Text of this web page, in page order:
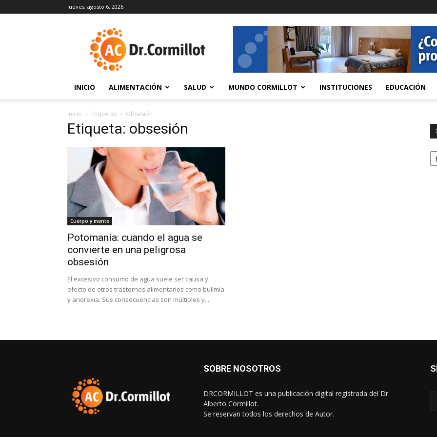
jueves, agosto 6, 2026
INICIO ALIMENTACIÓN SALUD MUNDO CORMILLOT INSTITUCIONES EDUCACIÓN
Inicio Etiquetas Obsesión
Etiqueta: obsesión
Cuerpo y mente
Potomanía: cuando el agua se
convierte en una peligrosa
obsesión
El excesivo consumo de agua suele ser causa y
efecto de otros trastornos alimentarios como bulimia
y anorexia. Sus consecuencias son múltiples y...
SOBRE NOSOTROS
DRCORMILLOT es una publicación digital registrada del Dr.
Alberto Cormillot.
Se reservan todos los derechos de Autor.